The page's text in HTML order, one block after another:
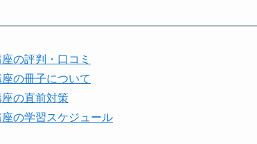
の評判・口コミ
の冊子について
の直前対策
の学習スケジュール